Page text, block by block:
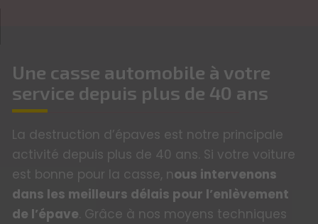
Une casse automobile à votre
service depuis plus de 40 ans
La destruction d’épaves est notre principale
activité depuis plus de 40 ans. Si votre voiture
est bonne pour la casse, nous intervenons
dans les meilleurs délais pour l’enlèvement
de l’épave . Grâce à nos moyens techniques